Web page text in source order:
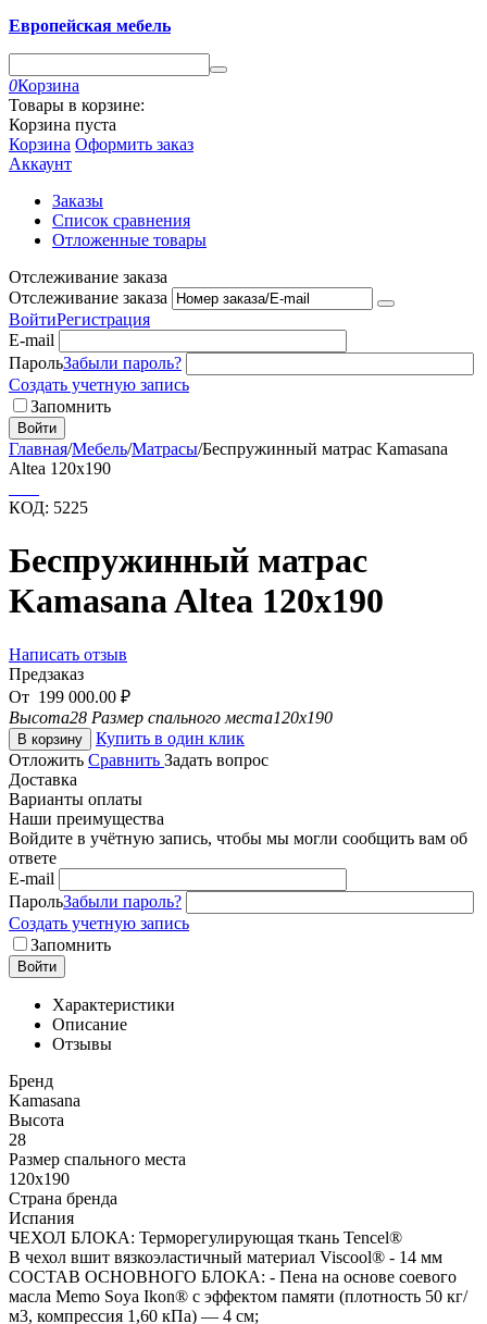
Европейская мебель
0Корзина
Товары в корзине:
Корзина пуста
Корзина Оформить заказ
Аккаунт
Заказы
Список сравнения
Отложенные товары
Отслеживание заказа
Отслеживание заказа
ВойтиРегистрация
E-mail
ПарольЗабыли пароль?
Создать учетную запись
Запомнить
Войти
Главная/Мебель/Матрасы/Беспружинный матрас Kamasana
Altea 120x190
КОД: 5225
Беспружинный матрас
Kamasana Altea 120x190
Написать отзыв
Предзаказ
От 199 000.00 ₽
Высота28 Размер спального места120x190
В корзину
Купить в один клик
Отложить Сравнить Задать вопрос
Доставка
Варианты оплаты
Наши преимущества
Войдите в учётную запись, чтобы мы могли сообщить вам об
ответе
E-mail
ПарольЗабыли пароль?
Создать учетную запись
Запомнить
Войти
Характеристики
Описание
Отзывы
Бренд
Kamasana
Высота
28
Размер спального места
120x190
Страна бренда
Испания
ЧЕХОЛ БЛОКА: Терморегулирующая ткань Tencel®
В чехол вшит вязкоэластичный материал Viscool® - 14 мм
СОСТАВ ОСНОВНОГО БЛОКА: - Пена на основе соевого
масла Memo Soya Ikon® с эффектом памяти (плотность 50 кг/
м3, компрессия 1,60 кПа) — 4 см;